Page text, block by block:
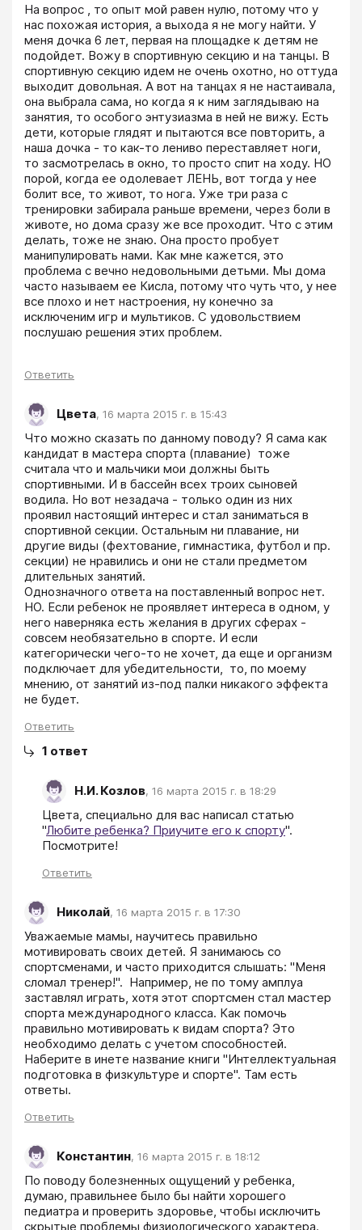
На вопрос , то опыт мой равен нулю, потому что у
нас похожая история, а выхода я не могу найти. У
меня дочка 6 лет, первая на площадке к детям не
подойдет. Вожу в спортивную секцию и на танцы. В
спортивную секцию идем не очень охотно, но оттуда
выходит довольная. А вот на танцах я не настаивала,
она выбрала сама, но когда я к ним заглядываю на
занятия, то особого энтузиазма в ней не вижу. Есть
дети, которые глядят и пытаются все повторить, а
наша дочка - то как-то лениво переставляет ноги,
то засмотрелась в окно, то просто спит на ходу. НО
порой, когда ее одолевает ЛЕНЬ, вот тогда у нее
болит все, то живот, то нога. Уже три раза с
тренировки забирала раньше времени, через боли в
животе, но дома сразу же все проходит. Что с этим
делать, тоже не знаю. Она просто пробует
манипулировать нами. Как мне кажется, это
проблема с вечно недовольными детьми. Мы дома
часто называем ее Кисла, потому что чуть что, у нее
все плохо и нет настроения, ну конечно за
исключеним игр и мультиков. С удовольствием
послушаю решения этих проблем.
Ответить
Цвета, 16 марта 2015 г. в 15:43
Что можно сказать по данному поводу? Я сама как
кандидат в мастера спорта (плавание)  тоже
считала что и мальчики мои должны быть
спортивными. И в бассейн всех троих сыновей
водила. Но вот незадача - только один из них
проявил настоящий интерес и стал заниматься в
спортивной секции. Остальным ни плавание, ни
другие виды (фехтование, гимнастика, футбол и пр.
секции) не нравились и они не стали предметом
длительных занятий.
Однозначного ответа на поставленный вопрос нет.
НО. Если ребенок не проявляет интереса в одном, у
него наверняка есть желания в других сферах -
совсем необязательно в спорте. И если
категорически чего-то не хочет, да еще и организм
подключает для убедительности,  то, по моему
мнению, от занятий из-под палки никакого эффекта
не будет.
Ответить
1 ответ
Н.И. Козлов, 16 марта 2015 г. в 18:29
Цвета, специально для вас написал статью
"Любите ребенка? Приучите его к спорту".
Посмотрите!
Ответить
Николай, 16 марта 2015 г. в 17:30
Уважаемые мамы, научитесь правильно
мотивировать своих детей. Я занимаюсь со
спортсменами, и часто приходится слышать: "Меня
сломал тренер!".  Например, не по тому амплуа
заставлял играть, хотя этот спортсмен стал мастер
спорта международного класса. Как помочь
правильно мотивировать к видам спорта? Это
необходимо делать с учетом способностей.
Наберите в инете название книги "Интеллектуальная
подготовка в физкультуре и спорте". Там есть
ответы.
Ответить
Константин, 16 марта 2015 г. в 18:12
По поводу болезненных ощущений у ребенка,
думаю, правильнее было бы найти хорошего
педиатра и проверить здоровье, чтобы исключить
скрытые проблемы физиологического характера.